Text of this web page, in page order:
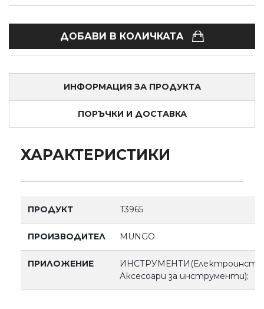
ДОБАВИ В КОЛИЧКАТA
ИНФОРМАЦИЯ ЗА ПРОДУКТА
ПОРЪЧКИ И ДОСТАВКА
ХАРАКТЕРИСТИКИ
ПРОДУКТ T3965
ПРОИЗВОДИТЕЛ MUNGO
ПРИЛОЖЕНИЕ
Аксесоари за инструменти);